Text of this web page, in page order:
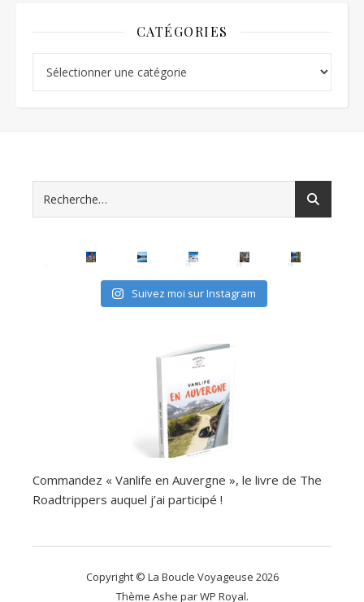
CATÉGORIES
Suivez moi sur Instagram
Commandez « Vanlife en Auvergne », le livre de The
Roadtrippers auquel j’ai participé !
Copyright © La Boucle Voyageuse 2026
Thème Ashe parWP Royal.